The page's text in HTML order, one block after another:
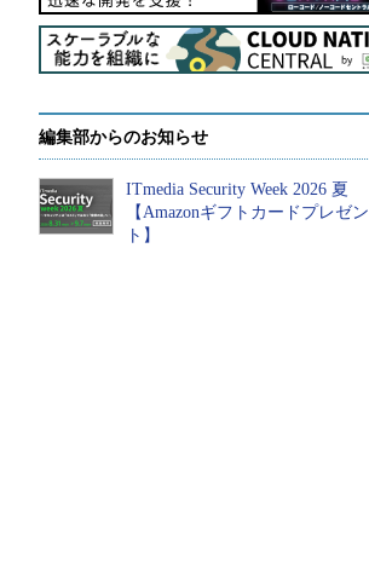
編集部からのお知らせ
ITmedia Security Week 2026 夏
【Amazonギフトカードプレゼン
ト】